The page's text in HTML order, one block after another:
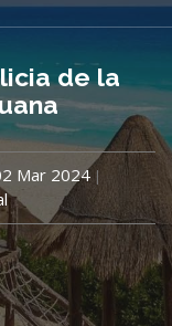
de la
Mar 2024